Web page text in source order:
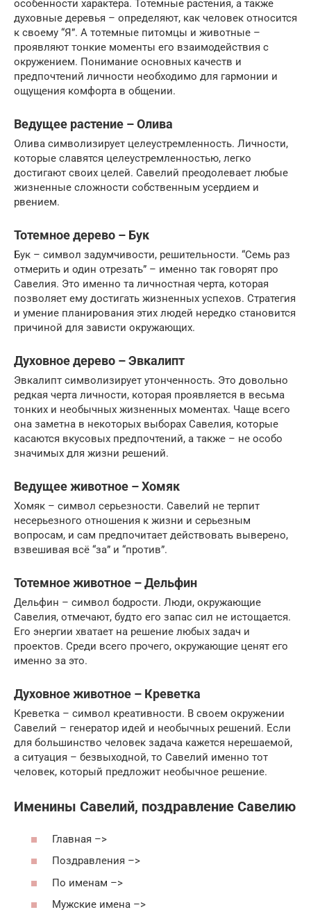
особенности характера. Тотемные растения, а также
духовные деревья – определяют, как человек относится
к своему “Я”. А тотемные питомцы и животные –
проявляют тонкие моменты его взаимодействия с
окружением. Понимание основных качеств и
предпочтений личности необходимо для гармонии и
ощущения комфорта в общении.
Ведущее растение – Олива
Олива символизирует целеустремленность. Личности,
которые славятся целеустремленностью, легко
достигают своих целей. Савелий преодолевает любые
жизненные сложности собственным усердием и
рвением.
Тотемное дерево – Бук
Бук – символ задумчивости, решительности. “Семь раз
отмерить и один отрезать” – именно так говорят про
Савелия. Это именно та личностная черта, которая
позволяет ему достигать жизненных успехов. Стратегия
и умение планирования этих людей нередко становится
причиной для зависти окружающих.
Духовное дерево – Эвкалипт
Эвкалипт символизирует утонченность. Это довольно
редкая черта личности, которая проявляется в весьма
тонких и необычных жизненных моментах. Чаще всего
она заметна в некоторых выборах Савелия, которые
касаются вкусовых предпочтений, а также – не особо
значимых для жизни решений.
Ведущее животное – Хомяк
Хомяк – символ серьезности. Савелий не терпит
несерьезного отношения к жизни и серьезным
вопросам, и сам предпочитает действовать выверено,
взвешивая всё “за” и “против”.
Тотемное животное – Дельфин
Дельфин – символ бодрости. Люди, окружающие
Савелия, отмечают, будто его запас сил не истощается.
Его энергии хватает на решение любых задач и
проектов. Среди всего прочего, окружающие ценят его
именно за это.
Духовное животное – Креветка
Креветка – символ креативности. В своем окружении
Савелий – генератор идей и необычных решений. Если
для большинство человек задача кажется нерешаемой,
а ситуация – безвыходной, то Савелий именно тот
человек, который предложит необычное решение.
Именины Савелий, поздравление Савелию
Главная –>
Поздравления –>
По именам –>
Мужские имена –>